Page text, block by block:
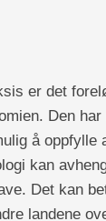
er det
Den
å oppfylle
kan
Det kan
landene